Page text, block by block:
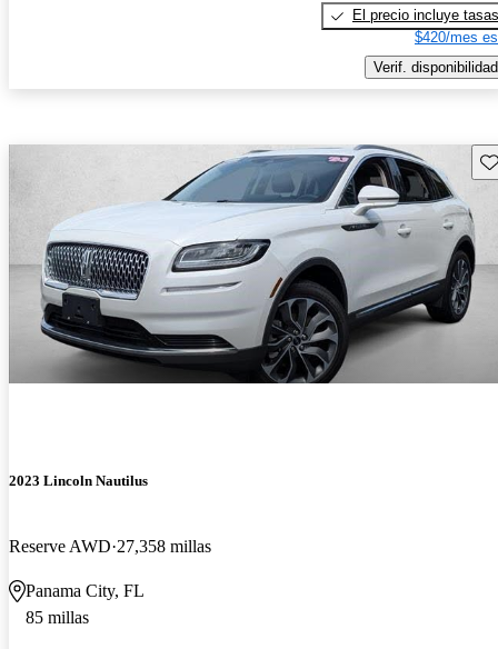
El precio incluye tasas
$420/mes
Verif. disponibilidad
2023 Lincoln Nautilus
Reserve AWD 27,358 millas
Panama City, FL
85 millas